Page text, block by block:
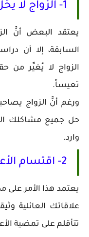
1- الزواج لا يحُل كل شيء
يعتقد البعض أنَّ
السابقة، إلا أن
الزواج لا يُغيِّر من
تعيساً.
ورغم أنَّ الزواج
حل جميع مشاكلك
وارد.
2- اقتسام الأعياد
يعتمد هذا الأمر على
علاقاتك العائلية
تتأقلم على تمضية